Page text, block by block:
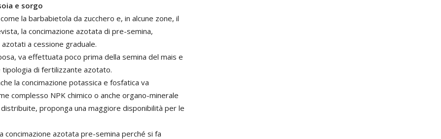
e sorgo
la barbabietola da zucchero e, in alcune zone, il
la concimazione azotata di pre-semina,
a cessione graduale.
va effettuata poco prima della semina del mais e
tipologia di fertilizzante azotato.
la concimazione potassica e fosfatica va
complesso NPK chimico o anche organo-minerale
proponga una maggiore disponibilità per le
concimazione azotata pre-semina perché si fa